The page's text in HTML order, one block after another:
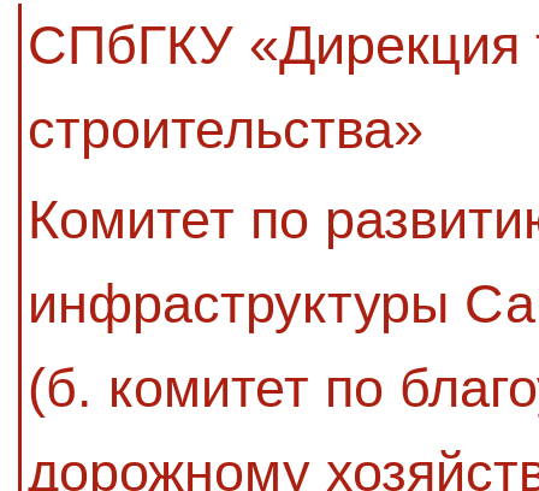
СПбГКУ «Дирекция
строительства»
Комитет по
инфраструктуры
(б. комитет по
дорожному